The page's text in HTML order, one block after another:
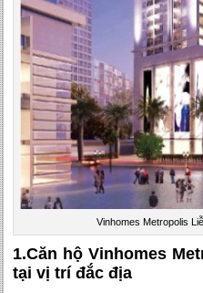
Vinhomes Metropolis
1.Căn hộ Vinhomes
tại vị trí đắc địa